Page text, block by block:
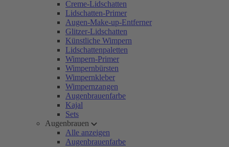
Creme-Lidschatten
Lidschatten-Primer
Augen-Make-up-Entferner
Glitzer-Lidschatten
Künstliche Wimpern
Lidschattenpaletten
Wimpern-Primer
Wimpernbürsten
Wimpernkleber
Wimpernzangen
Augenbrauenfarbe
Kajal
Sets
Augenbrauen
Alle anzeigen
Augenbrauenfarbe